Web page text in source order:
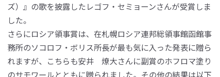
ズ）』の歌を披露したレゴフ・セミョーンさんが受賞しま
した。
さらにロシア領事賞は、在札幌ロシア連邦総領事館函館事
務所のソコロフ・ボリス所長が最も気に入った発表に贈ら
れますが、こちらも安井 燎大さんに副賞のホフロマ塗り
のサモワールとともに贈られました。その他の結果は以下